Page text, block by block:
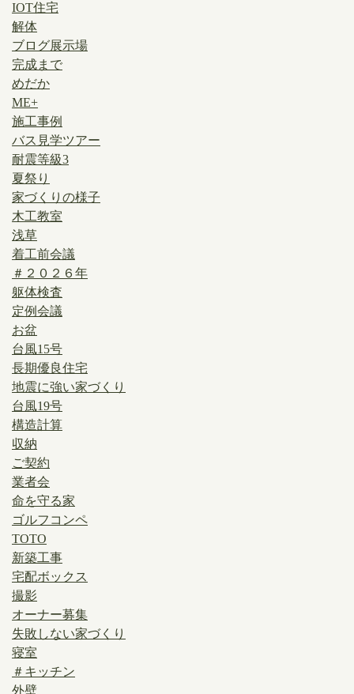
IOT住宅
解体
ブログ展示場
完成まで
めだか
ME+
施工事例
バス見学ツアー
耐震等級3
夏祭り
家づくりの様子
木工教室
浅草
着工前会議
＃２０２６年
躯体検査
定例会議
お盆
台風15号
長期優良住宅
地震に強い家づくり
台風19号
構造計算
収納
ご契約
業者会
命を守る家
ゴルフコンペ
TOTO
新築工事
宅配ボックス
撮影
オーナー募集
失敗しない家づくり
寝室
＃キッチン
外壁